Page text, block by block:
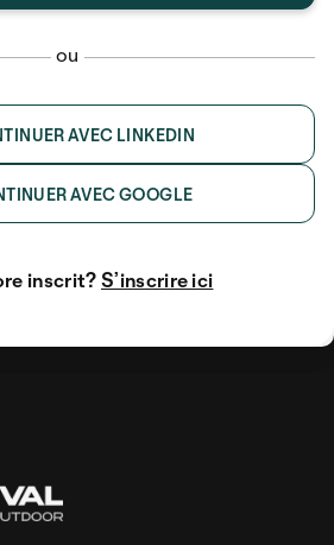
ou
AVEC LINKEDIN
AVEC GOOGLE
inscrit?S’inscrire ici